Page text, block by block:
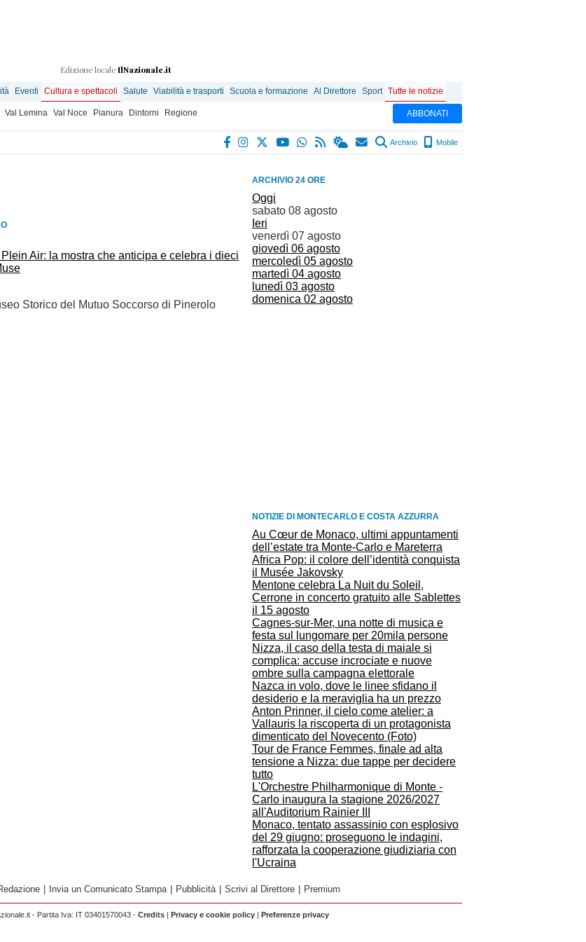
Edizione locale IlNazionale.it
Eventi Cultura e spettacoli Salute Viabilità e trasporti Scuola e formazione Al Direttore Sport Tutte le notizie
Val Lemina Val Noce Pianura Dintorni Regione ABBONATI
Archivio Mobile
ARCHIVIO 24 ORE
Oggi
sabato 08 agosto
Ieri
venerdì 07 agosto
giovedì 06 agosto
mercoledì 05 agosto
martedì 04 agosto
lunedì 03 agosto
domenica 02 agosto
NOTIZIE DI MONTECARLO E COSTA AZZURRA
Au Cœur de Monaco, ultimi appuntamenti
dell’estate tra Monte-Carlo e Mareterra
Africa Pop: il colore dell’identità conquista
il Musée Jakovsky
Mentone celebra La Nuit du Soleil,
Cerrone in concerto gratuito alle Sablettes
il 15 agosto
Cagnes-sur-Mer, una notte di musica e
festa sul lungomare per 20mila persone
Nizza, il caso della testa di maiale si
complica: accuse incrociate e nuove
ombre sulla campagna elettorale
Nazca in volo, dove le linee sfidano il
desiderio e la meraviglia ha un prezzo
Anton Prinner, il cielo come atelier: a
Vallauris la riscoperta di un protagonista
dimenticato del Novecento (Foto)
Tour de France Femmes, finale ad alta
tensione a Nizza: due tappe per decidere
tutto
L'Orchestre Philharmonique di Monte -
Carlo inaugura la stagione 2026/2027
all'Auditorium Rainier III
Monaco, tentato assassinio con esplosivo
del 29 giugno: proseguono le indagini,
rafforzata la cooperazione giudiziaria con
l'Ucraina
Plein Air: la mostra che anticipa e celebra i dieci
Storico del Mutuo Soccorso di Pinerolo
Invia un Comunicato Stampa Pubblicità Scrivi al Direttore Premium
- Partita Iva: IT 03401570043 - Credits | Privacy e cookie policy | Preferenze privacy